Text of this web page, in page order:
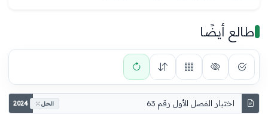
طالع أيضًا
اختبار الفصل الأول رقم 63 2024 الحل